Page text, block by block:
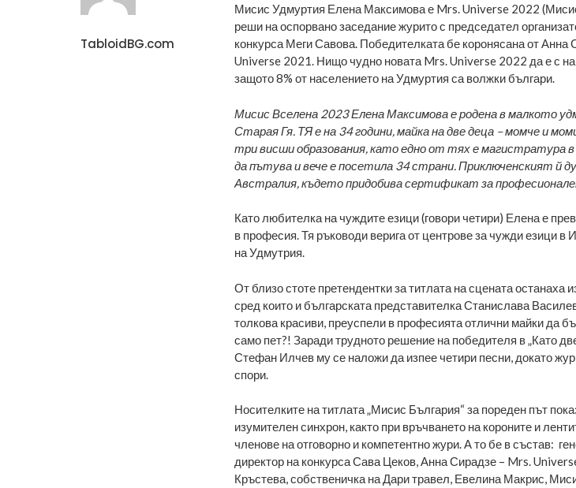
TabloidBG.com
Мисис Удмуртия Елена Максимова е Mrs. Universe 2022
реши на оспорвано заседание журито с председател
конкурса Меги Савова. Победителката бе коронясана от Анна
Universe 2021. Нищо чудно новата Mrs. Universe 2022 да е с
защото 8% от населението на Удмуртия са волжки българи.
Мисис Вселена 2023 Елена Максимова е родена в малкото
Старая Гя. ТЯ е на 34 години, майка на две деца – момче и
три висши образования, като едно от тях е магистратура
да пътува и вече е посетила 34 страни. Приключенският й
Австралия, където придобива сертификат за
Като любителка на чуждите езици (говори четири) Елена е
в професия. Тя ръководи верига от центрове за чужди езици в
на Удмутрия.
От близо стоте претендентки за титлата на сцената останаха
сред които и българската представителка Станислава
толкова красиви, преуспели в професията отлични майки да
само пет?! Заради трудното решение на победителя в „Като
Стефан Илчев му се наложи да изпее четири песни, докато
спори.
Носителките на титлата „Мисис България“ за пореден път
изумителен синхрон, както при връчването на короните и
членове на отговорно и компетентно жури. А то бе в състав:
директор на конкурса Сава Цеков, Анна Сирадзе – Mrs.
Кръстева, собственичка на Дари травел, Евелина Макрис,